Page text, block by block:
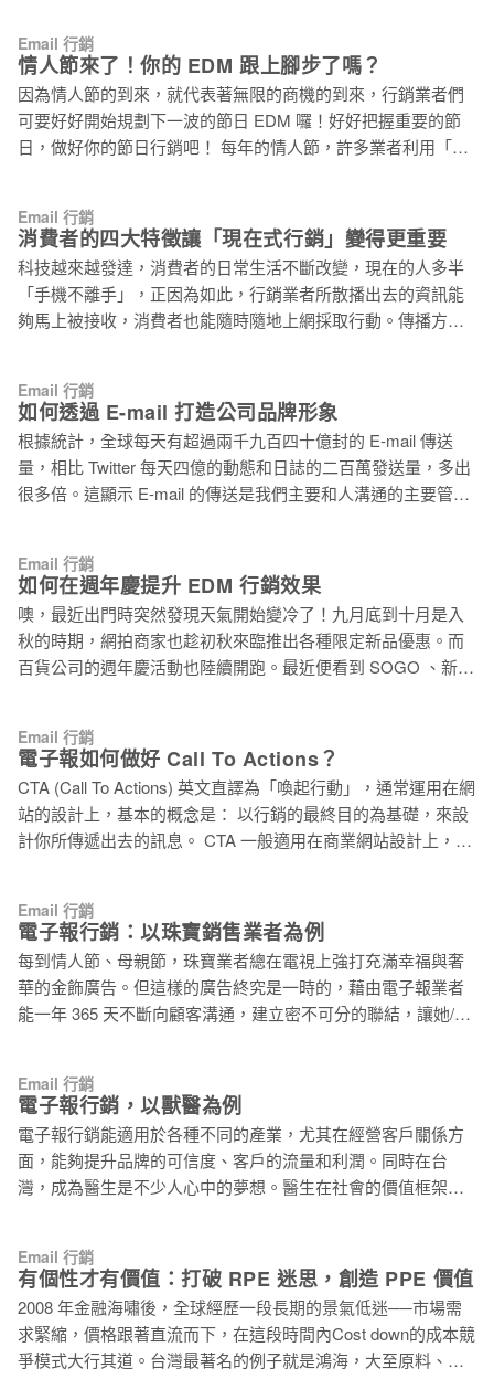
吧！ 」 他是這樣建議的。 2.放棄控制 會員的偏好設定通常是
網路世界最神秘的事情之一，即便出發點和策略原意都很好，
但偏好設定卻時常成為資料喪命之處。資料巨量或小量並不重
要，重要的是你怎麼處理這些資料，我們
由原本的條列顯示改為圖片陳列的格狀顯示。這也等於證明了
絕大部份進到「促銷內容」分頁的都擁有比較大的圖片比例，
Google 正在測試如果改用圖片陳列的格狀顯示，是否能讓使用
者更容易的從「促銷內容」分頁中選擇自己想看的內容。 目前
這都還只是測試，是否會成為正式，這要取決於測試結果是否
頁時，分頁裡的廣告也會一起載入。對 Google 來說，大部份的
測試成功應該是根據有多少廣告營收是透過新的版面而增加。
只要營收下降，我們可以預期 Google 會想透過這些格子或是其
它的方式去呈現廣告。 和以前一樣，Google 的廣告會在圖片的
左上方，用一個小小的
Email 行銷
情人節來了！你的 EDM 跟上腳步了嗎？
因為情人節的到來，就代表著無限的商機的到來，行銷業者們
可要好好開始規劃下一波的節日 EDM 囉！好好把握重要的節
日，做好你的節日行銷吧！ 每年的情人節，許多業者利用「愛
『翰』妳生生世世」情人晚宴專案，及限量「一世久久久」住
房專案。另外，平溪天燈節也搭上情人節熱潮，在當天舉辦
「攜手團圓 愛戀飛升」活動。 你還在等什麼呢？如果你擁有一
個品牌，無論是餐廳、書店、花店…，情人節絕對是發送 EDM
的最佳時機，是不容忽視的重要節日。距離情人節還有一個星
遲，如果你不太知道該怎麼做，可以參考以下建議！ 單身的人
也可以過情人節 記得前陣子有單身的朋友收到情人節 EDM，
但是內容是「跟你的情人去度過浪漫的情人節吧！」，這時候
這種廣告就有點讓人心寒了，就如我朋友說的「我沒有情人過
什麼情人節啊！」但是，當你在寄情人節 EDM 時，千萬別忽
Email 行銷
消費者的四大特徵讓「現在式行銷」變得更重要
科技越來越發達，消費者的日常生活不斷改變，現在的人多半
「手機不離手」，正因為如此，行銷業者所散播出去的資訊能
夠馬上被接收，消費者也能隨時隨地上網採取行動。傳播方式
鍵。 當今的消費者到底有哪些關鍵的特徵呢？讓我們來看看以
下幾點： 1.始終和訊息連接 這點很好理解，想想你日常生活中
的經驗吧！是不是無時無刻會接收到各種品牌的促銷內容呢？
早上起床，無論是通勤時用手機看臉書，或是在家打開筆電，
一邊瀏覽你最喜歡的網站，一邊吃早餐，又或是進公司時登入
邊資訊、找餐廳等等…，從日常習慣看來，你是否也和這些
「始終和訊息連接」的消費者一樣呢？ 之前我們在許多文章中
已經提過行動裝置，在這裡，我還是要強調，了解消費者「隨
時能夠接收訊息」的重要性能幫助你在適當的時間、地點，滿
足他們的需求。要完整的做到這一點，你必須關注消費者當前
Email 行銷
如何透過 E-mail 打造公司品牌形象
根據統計，全球每天有超過兩千九百四十億封的 E-mail 傳送
量，相比 Twitter 每天四億的動態和日誌的二百萬發送量，多出
很多倍。這顯示 E-mail 的傳送是我們主要和人溝通的主要管道
的原因。 建立良好的公司印象能直接增加買家對公司的好感，
讓我們回過頭去注意 E-mail 中的內容，以免影響了你在其他行
銷策略所維護的品牌形象因此受到影響。 和用戶做好朋友吧 我
們寄信給朋友時，都會用自己的 E-mail 帳戶發出。但當朋友看
到你的地址是一看便知道不是出於「個人」時，便會開始懷疑
址發送 E-mail ，如：marketing@yourcompany.com，但這常
常不是一個有效的方法。 買家在收到 E-mail 時，感覺只是由一
個系統發送過來，沒有人類的情感在內。每個人都喜歡跟人接
觸而非機器，所以一對一的 E-mail 行銷方法更能令人願意接
受。公司可以使用特
Email 行銷
如何在週年慶提升 EDM 行銷效果
噢，最近出門時突然發現天氣開始變冷了！九月底到十月是入
秋的時期，網拍商家也趁初秋來臨推出各種限定新品優惠。而
百貨公司的週年慶活動也陸續開跑。最近便看到 SOGO 、新光
與否而增加或降低購買慾望。可是，這種大量的 EDM 只要一
不小心，就可能被郵件服務商把信件列為垃圾郵件。 我們來看
看有什麼可以改善的方法： 1. 對準目標行銷： 以前的週年慶宣
傳 DM 都會把各種類型的貨品放進內容中，以令全面的貨品可
以得到宣傳，但卻因此沒有關注到訂閱戶的需求，降低內容的
時會特別心動，但此時收到的 EDM 卻是包含大量特價資訊如
運動用品、家居用品時，我便會懶得細看。現在有很多百貨公
司推出週年慶活動時會先把資訊分類，如中友百貨的 EDM 為
美妝和保養品進行細緻的分類的宣傳，如清潔類、品牌類、彩
妝類等，令對特定貨品有興趣的人能快速找到喜好的商品，自
Email 行銷
電子報如何做好 Call To Actions？
CTA (Call To Actions) 英文直譯為「喚起行動」，通常運用在網
站的設計上，基本的概念是： 以行銷的最終目的為基礎，來設
計你所傳遞出去的訊息。 CTA 一般適用在商業網站設計上，網
進入頁面（Landing Page），CTA 的工作就開始了。 CTA 的型
態有很多種，可以是網站的整體視覺設計、可以是附有超連結
的關鍵字，也可以是特別設計的按鈕，目的都在於精確地引導
客戶，順著行銷人員的意思來瀏覽網站內容。 CTA 的概念，在
電子報行銷也能發揮同樣的效果。 如果將電子報比喻成一座迷
網路環境裡講求效率，因此簡單明瞭是電子報 CTA 操作的基本
原則，好的電子報 CTA 能夠有效地將目標族群轉換成客戶；反
之，若 CTA 的設計如過太複雜，消費者可能在花費力氣讀完以
前，就直接刪除郵件了。 因此以下針對電子報 CTA，提供幾個
建議，希望能幫助從
Email 行銷
電子報行銷：以珠寶銷售業者為例
每到情人節、母親節，珠寶業者總在電視上強打充滿幸福與奢
華的金飾廣告。但這樣的廣告終究是一時的，藉由電子報業者
能一年 365 天不斷向顧客溝通，建立密不可分的聯結，讓她/他
芒，而你的電子報行銷術則賦予它故事，讓它真正光彩耀人，
大受歡迎。 1. 成為貼心的朋友 「親愛的客戶，祝你生日快樂」
多數業者都不會忘記線上生日祝福，然而如果你能在顧客生日
當天送上最及時的生日祝福，比起其它同業按月份分群組，在
每月的第一天集體寄出制式祝福賀卡，你將顯得更加貼心。同
現，而賀卡的祝福文字若能夠儘量客製化，將更能使客戶感受
文字裡得特別、真誠與感動。 優惠不僅能促進顧客消費，也可
以促使顧客親身到實體商店（ online to offline ），除了特別折
扣外，你也可以考慮異業合作，提供特別優惠內容，例如提供
結婚十週年的夫妻免費的浪漫晚餐，前提是須到店面領取優惠
Email 行銷
電子報行銷，以獸醫為例
電子報行銷能適用於各種不同的產業，尤其在經營客戶關係方
面，能夠提升品牌的可信度、客戶的流量和利潤。同時在台
灣，成為醫生是不少人心中的夢想。醫生在社會的價值框架
將「電子報行銷」和「醫療產業」相連結。 不過醫療產業服務
的可不只有人而已，還有家中飼養的寵物們。現代人生孩子的
意願低，流行養寵物，將自己為人父母的情感轉嫁到寵物身
上，親暱地稱他們為兒子女兒。這樣的現象顯示出現代人對寵
物的重視，對獸醫的需求日漸升高。 和其他的醫療機構一樣，
Email 行銷
有個性才有價值：打破 RPE 迷思，創造 PPE 價值
2008 年金融海嘯後，全球經歷一段長期的景氣低迷──市場需
求緊縮，價格跟著直流而下，在這段時間內Cost down的成本競
爭模式大行其道。台灣最著名的例子就是鴻海，大至原料、人